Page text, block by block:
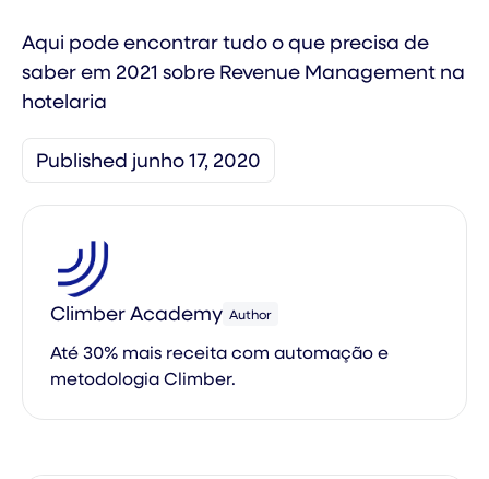
Aqui pode encontrar tudo o que precisa de
saber em 2021 sobre Revenue Management na
hotelaria
Published junho 17, 2020
Climber Academy Author
Até 30% mais receita com automação e
metodologia Climber.